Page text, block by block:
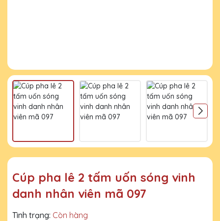
Cúp pha lê 2 tấm uốn sóng vinh
danh nhân viên mã 097
Tình trạng: Còn hàng